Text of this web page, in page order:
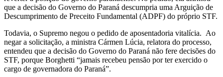
que a decisão do Governo do Paraná descumpria uma Arguição de
Descumprimento de Preceito Fundamental (ADPF) do próprio STF.
Todavia, o Supremo negou o pedido de aposentadoria vitalícia. Ao
negar a solicitação, a ministra Cármen Lúcia, relatora do processo,
entendeu que a decisão do Governo do Paraná não fere decisões do
STF, porque Borghetti “jamais recebeu pensão por ter exercido o
cargo de governadora do Paraná”.